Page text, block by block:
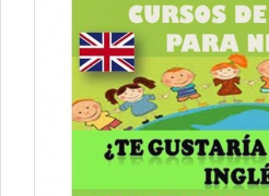
Difusión
Contacto